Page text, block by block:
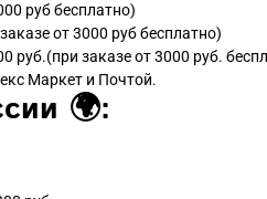
руб бесплатно)
от 3000 руб бесплатно)
руб.(при заказе от 3000 руб.
Маркет и Почтой.
🌍: